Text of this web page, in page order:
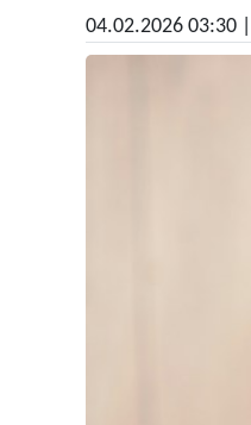
04.02.2026 03:30